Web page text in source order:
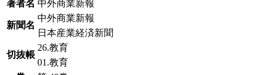
著者名 中外商業新報
新聞名
中外商業新報
日本産業経済新聞
切抜帳
26.教育
01.教育